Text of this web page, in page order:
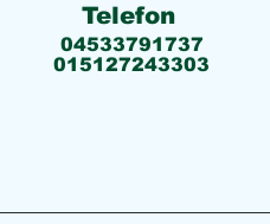
Telefon
04533791737
015127243303